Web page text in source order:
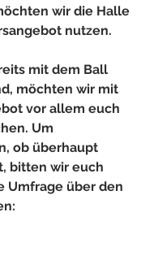
wir die Halle
nutzen.
mit dem Ball
möchten wir mit
vor allem euch
Um
ob überhaupt
bitten wir euch
Umfrage über den